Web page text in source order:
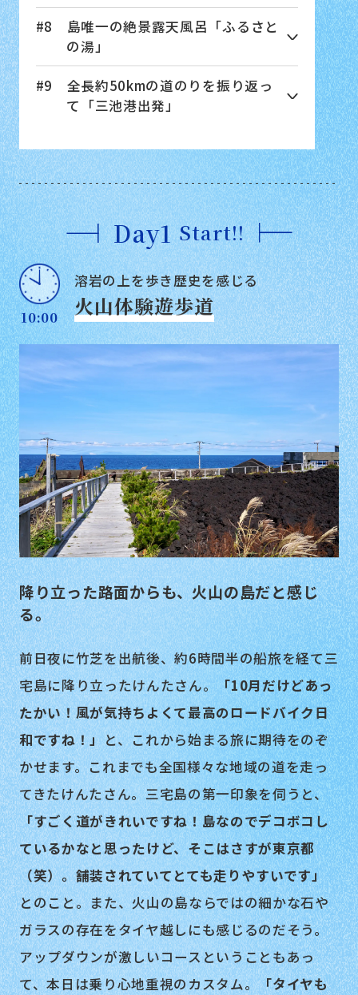
#8 島唯一の絶景露天風呂「ふるさと
の湯」
#9 全長約50kmの道のりを振り返っ
て「三池港出発」
Day1 Start!!
10:00
溶岩の上を歩き歴史を感じる
火山体験遊歩道
降り立った路面からも、火山の島だと感じ
る。
前日夜に竹芝を出航後、約6時間半の船旅を経て三
宅島に降り立ったけんたさん。「10月だけどあっ
たかい！風が気持ちよくて最高のロードバイク日
和ですね！」と、これから始まる旅に期待をのぞ
かせます。これまでも全国様々な地域の道を走っ
てきたけんたさん。三宅島の第一印象を伺うと、
「すごく道がきれいですね！島なのでデコボコし
ているかなと思ったけど、そこはさすが東京都
（笑）。舗装されていてとても走りやすいです」
とのこと。また、火山の島ならではの細かな石や
ガラスの存在をタイヤ越しにも感じるのだそう。
アップダウンが激しいコースということもあっ
て、本日は乗り心地重視のカスタム。「タイヤも